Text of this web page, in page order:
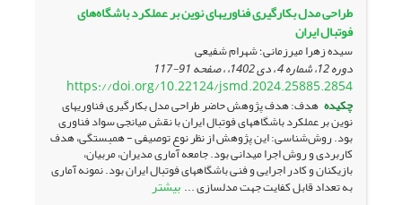
طراحی مدل بکارگیری فناوری‎های نوین بر عملکرد باشگاه‌های
فوتبال ایران
سیده زهرا میرزمانی؛ شهرام شفیعی
دوره 12، شماره 4 ، دی 1402، ، صفحه 91-117
https://doi.org/10.22124/jsmd.2024.25885.2854
چکیده هدف: هدف پژوهش حاضر طراحی مدل بکارگیری فناوری‎های
نوین بر عملکرد باشگاههای فوتبال ایران با نقش میانجی سواد فناوری
بود. روش‌شناسی: این پژوهش از نظر نوع توصیفی - همبستگی، هدف
کاربردی و روش اجرا میدانی بود. جامعه آماری مدیران، مربیان،
بازیکنان و کادر اجرایی و فنی باشگاههای فوتبال ایران بود. نمونه آماری
به تعداد قابل کفایت جهت مدلسازی ... بیشتر